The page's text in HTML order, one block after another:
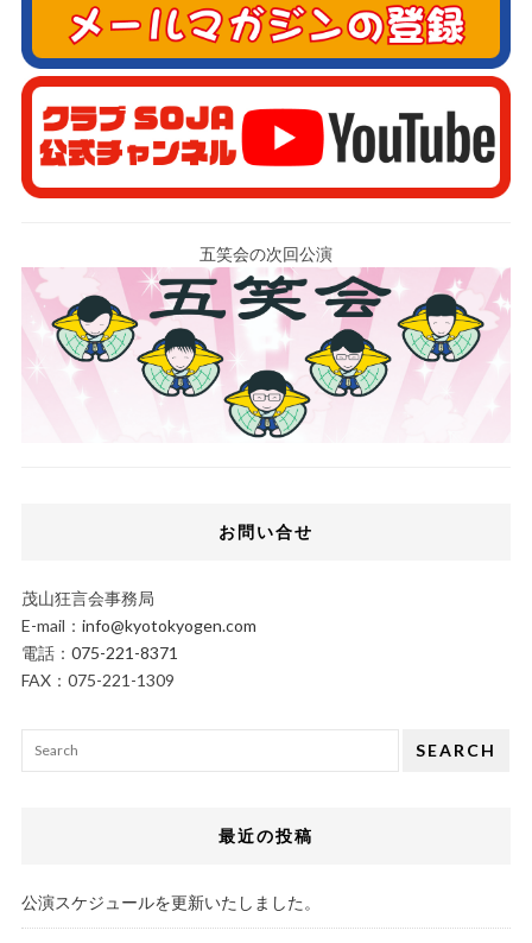
五笑会の次回公演
お問い合せ
茂山狂言会事務局
E-mail： info@kyotokyogen.com
電話： 075-221-8371
FAX：075-221-1309
SEARCH
最近の投稿
公演スケジュールを更新いたしました。